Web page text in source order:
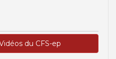
du CFS-ep